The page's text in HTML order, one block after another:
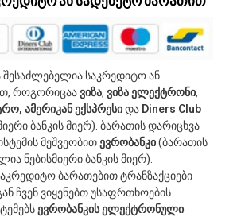
შესაძლებელია საკრედიტო ან
როგორიცაავიზა, ვიზა ელექტრონი,
ამერიკან ექსპრესიდა Diners Club
ბანკის მიერ). ბარათის დარიცხვა
მეშვეობითევრობანკი(ბარათის
ნებისმიერი ბანკის მიერ).
ბარათებით ტრანზაქციები
ჩვენ ვიყენებთ უსაფრთხოების
ევრობანკის ელექტრონული